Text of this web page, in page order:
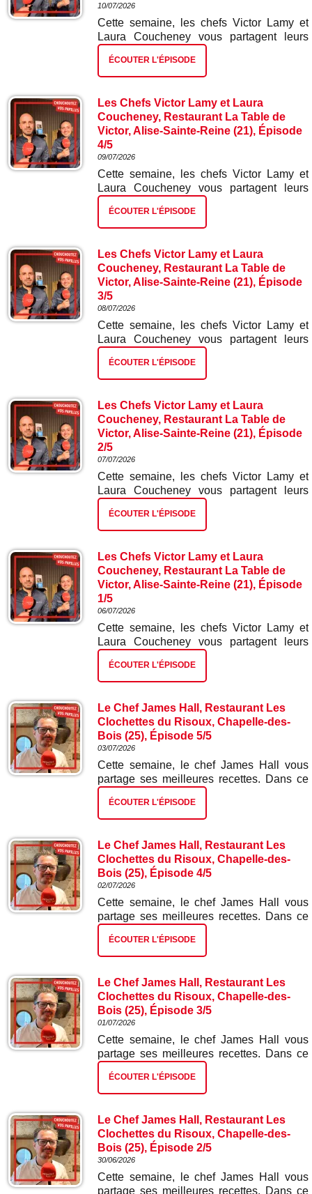
10/07/2026
Cette semaine, les chefs Victor Lamy et
Laura Coucheney vous partagent leurs
meilleures recettes. Dans ce cinquième et
dernier épisode : miel fromage blanc et
houblon.
ÉCOUTER L'ÉPISODE
Les Chefs Victor Lamy et Laura
Coucheney, Restaurant La Table de
Victor, Alise-Sainte-Reine (21), Épisode
4/5
09/07/2026
Cette semaine, les chefs Victor Lamy et
Laura Coucheney vous partagent leurs
meilleures recettes. Dans ce quatrième
épisode : mignon de porcs et sa purée de
pois chiches et ses mini navets japonais.
ÉCOUTER L'ÉPISODE
Les Chefs Victor Lamy et Laura
Coucheney, Restaurant La Table de
Victor, Alise-Sainte-Reine (21), Épisode
3/5
08/07/2026
Cette semaine, les chefs Victor Lamy et
Laura Coucheney vous partagent leurs
meilleures recettes. Dans ce troisième
épisode : truite et ses mini légumes.
ÉCOUTER L'ÉPISODE
Les Chefs Victor Lamy et Laura
Coucheney, Restaurant La Table de
Victor, Alise-Sainte-Reine (21), Épisode
2/5
07/07/2026
Cette semaine, les chefs Victor Lamy et
Laura Coucheney vous partagent leurs
meilleures recettes. Dans ce deuxième
épisode : chorizo mini betterave.
ÉCOUTER L'ÉPISODE
Les Chefs Victor Lamy et Laura
Coucheney, Restaurant La Table de
Victor, Alise-Sainte-Reine (21), Épisode
1/5
06/07/2026
Cette semaine, les chefs Victor Lamy et
Laura Coucheney vous partagent leurs
meilleures recettes. Dans ce premier
épisode : tartelette ad hoc et radis.
ÉCOUTER L'ÉPISODE
Le Chef James Hall, Restaurant Les
Clochettes du Risoux, Chapelle-des-
Bois (25), Épisode 5/5
03/07/2026
Cette semaine, le chef James Hall vous
partage ses meilleures recettes. Dans ce
cinquième et dernier épisode : gâteau
glacé myrtilles citron.
ÉCOUTER L'ÉPISODE
Le Chef James Hall, Restaurant Les
Clochettes du Risoux, Chapelle-des-
Bois (25), Épisode 4/5
02/07/2026
Cette semaine, le chef James Hall vous
partage ses meilleures recettes. Dans ce
quatrième épisode : gnocchis ail des ours
et épinards.
ÉCOUTER L'ÉPISODE
Le Chef James Hall, Restaurant Les
Clochettes du Risoux, Chapelle-des-
Bois (25), Épisode 3/5
01/07/2026
Cette semaine, le chef James Hall vous
partage ses meilleures recettes. Dans ce
troisième épisode : escalope de truite
gravelaxée et risotto aux écrevisses.
ÉCOUTER L'ÉPISODE
Le Chef James Hall, Restaurant Les
Clochettes du Risoux, Chapelle-des-
Bois (25), Épisode 2/5
30/06/2026
Cette semaine, le chef James Hall vous
partage ses meilleures recettes. Dans ce